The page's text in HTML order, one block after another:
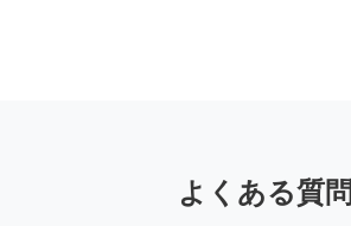
よくある質問